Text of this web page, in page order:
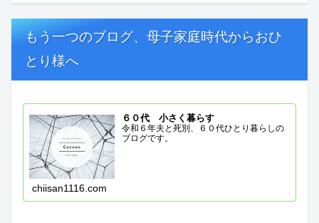
もう一つのブログ、母子家庭時代からおひ
とり様へ
６０代 小さく暮らす
令和６年夫と死別、６０代ひとり暮らしの
ブログです。
chiisan1116.com